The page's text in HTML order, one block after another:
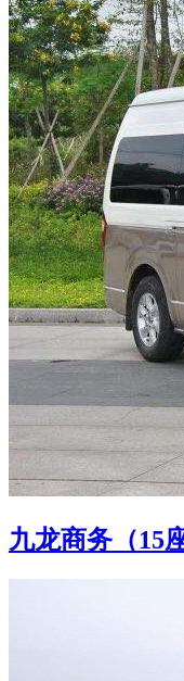
九龙商务（15座